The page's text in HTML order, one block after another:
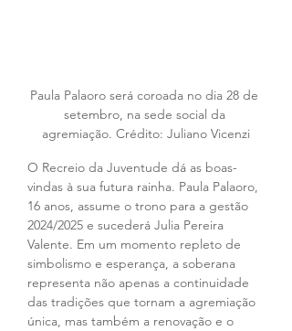
Paula Palaoro será coroada no dia 28 de
setembro, na sede social da
agremiação. Crédito: Juliano Vicenzi
O Recreio da Juventude dá as boas-
vindas à sua futura rainha. Paula Palaoro,
16 anos, assume o trono para a gestão
2024/2025 e sucederá Julia Pereira
Valente. Em um momento repleto de
simbolismo e esperança, a soberana
representa não apenas a continuidade
das tradições que tornam a agremiação
única, mas também a renovação e o